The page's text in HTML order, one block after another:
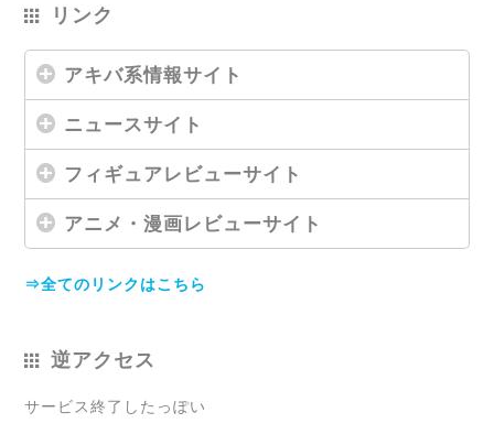
リンク
アキバ系情報サイト
ニュースサイト
フィギュアレビューサイト
アニメ・漫画レビューサイト
⇒全てのリンクはこちら
逆アクセス
サービス終了したっぽい